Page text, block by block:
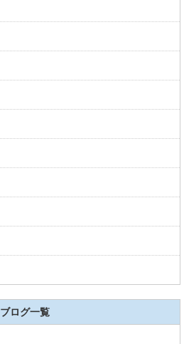
ブログ一覧